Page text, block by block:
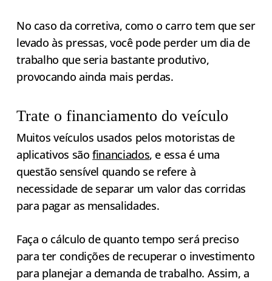
No caso da corretiva, como o carro tem que ser
levado às pressas, você pode perder um dia de
trabalho que seria bastante produtivo,
provocando ainda mais perdas.
Trate o financiamento do veículo
Muitos veículos usados pelos motoristas de
aplicativos sãofinanciados, e essa é uma
questão sensível quando se refere à
necessidade de separar um valor das corridas
para pagar as mensalidades.
Faça o cálculo de quanto tempo será preciso
para ter condições de recuperar o investimento
para planejar a demanda de trabalho. Assim, a